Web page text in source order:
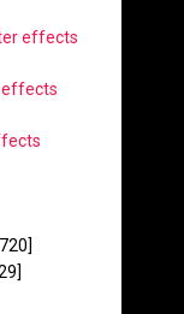
effects